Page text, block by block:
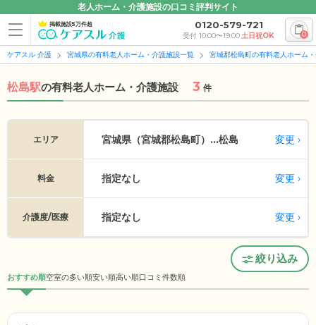
老人ホーム・介護施設の口コミ評判サイト
掲載施設5万件超 0120-579-721
受付 10:00〜19:00土日祝OK 0
ケアスル 介護 宮城県の有料老人ホーム・介護施設一覧 宮城郡松島町の有料老人ホーム
松島駅の有料老人ホーム・介護施設 3 件
エリア 宮城県（宮城郡松島町）...松島 変更
料金 指定なし 変更
介護度/医療 指定なし 変更
絞り込み
おすすめ順空室の多い順安い順高い順口コミ件数順